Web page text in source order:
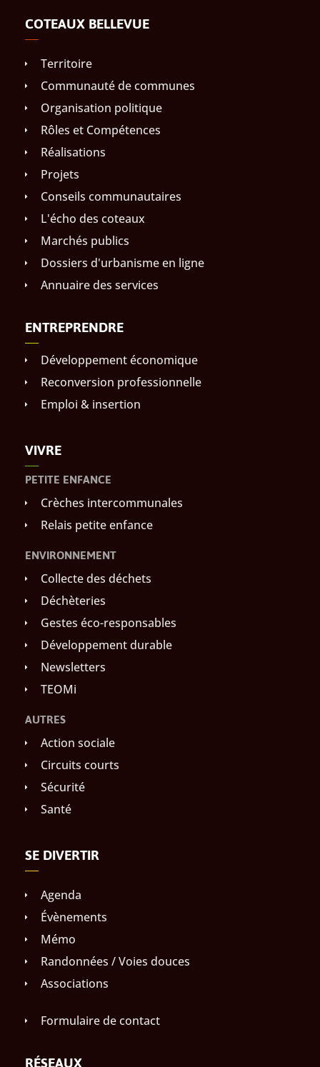
COTEAUX BELLEVUE
Territoire
Communauté de communes
Organisation politique
Rôles et Compétences
Réalisations
Projets
Conseils communautaires
L'écho des coteaux
Marchés publics
Dossiers d'urbanisme en ligne
Annuaire des services
ENTREPRENDRE
Développement économique
Reconversion professionnelle
Emploi & insertion
VIVRE
PETITE ENFANCE
Crèches intercommunales
Relais petite enfance
ENVIRONNEMENT
Collecte des déchets
Déchèteries
Gestes éco-responsables
Développement durable
Newsletters
TEOMi
AUTRES
Action sociale
Circuits courts
Sécurité
Santé
SE DIVERTIR
Agenda
Évènements
Mémo
Randonnées / Voies douces
Associations
Formulaire de contact